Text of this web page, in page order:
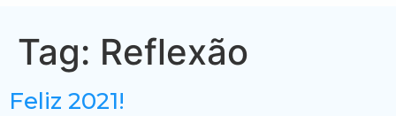
Tag: Reflexão
Feliz 2021!